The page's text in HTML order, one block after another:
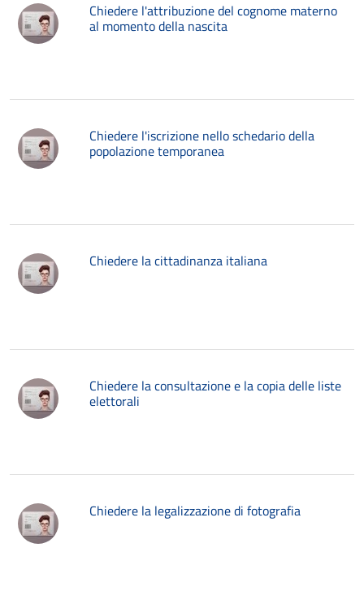
Chiedere l'attribuzione del cognome materno
al momento della nascita
Chiedere l'iscrizione nello schedario della
popolazione temporanea
Chiedere la cittadinanza italiana
Chiedere la consultazione e la copia delle liste
elettorali
Chiedere la legalizzazione di fotografia